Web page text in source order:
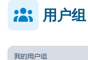
用户组